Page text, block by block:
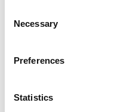
Selection
Necessary
Preferences
Statistics